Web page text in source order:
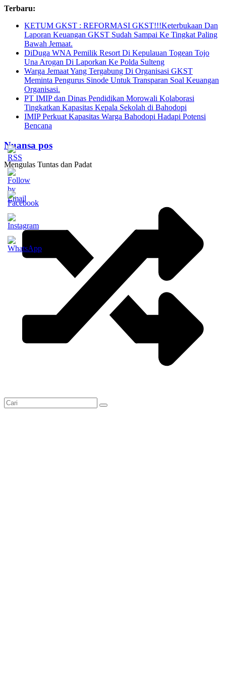
Skip
content
Terbaru:
KETUM GKST : REFORMASI GKST!!!Keterbukaan Dan
Laporan Keuangan GKST Sudah Sampai Ke Tingkat Paling
Bawah Jemaat.
DiDuga WNA Pemilik Resort Di Kepulauan Togean Tojo
Una Arogan Di Laporkan Ke Polda Sulteng
Warga Jemaat Yang Tergabung Di Organisasi GKST
Meminta Pengurus Sinode Untuk Transparan Soal Keuangan
Organisasi.
PT IMIP dan Dinas Pendidikan Morowali Kolaborasi
Tingkatkan Kapasitas Kepala Sekolah di Bahodopi
IMIP Perkuat Kapasitas Warga Bahodopi Hadapi Potensi
Bencana
Nuansa pos
Mengulas Tuntas dan Padat